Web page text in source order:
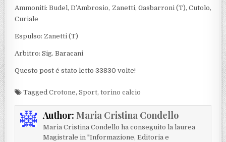
Ammoniti: Budel, D’Ambrosio, Zanetti, Gasbarroni (T), Cutolo,
Curiale
Espulso: Zanetti (T)
Arbitro: Sig. Baracani
Questo post é stato letto 33830 volte!
TaggedCrotone,Sport,torino calcio
Author: Maria Cristina Condello
Maria Cristina Condello ha conseguito la laurea
Magistrale in "Informazione, Editoria e